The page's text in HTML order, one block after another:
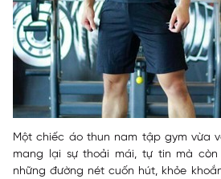
Một chiếc áo thun nam tập gym vừa
mang lại sự thoải mái, tự tin mà
những đường nét cuốn hút, khỏe